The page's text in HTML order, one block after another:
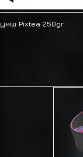
Pixtea 250gr